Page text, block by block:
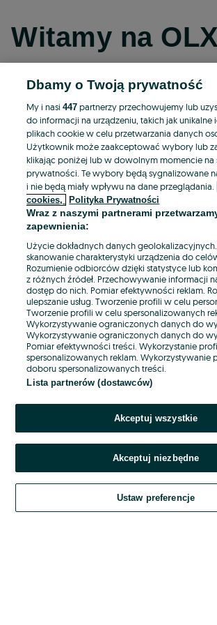
Witamy na
Kontynuuj przez
Kontynuuj przez konto
Kontynuuj przez konto
LUB
E-mail
Hasło
Nie pamiętasz hasła?
Zaloguj się
Kontynuując za pośrednictwem jednego z dostawców
Regulamin serwisu OLX.pl w jego
Dbamy o Twoją prywatność
My i nasi447 partnerzy przechowujemy lub
do informacji na urządzeniu, takich jak
plikach cookie w celu przetwarzania danych
Użytkownik może zaakceptować wybory lub
klikając poniżej lub w dowolnym momencie na
prywatności. Te wybory będą sygnalizowane
i nie będą miały wpływu na dane przeglądania.
cookies,
Polityka Prywatności
Wraz z naszymi partnerami
zapewnienia:
Użycie dokładnych danych
skanowanie charakterystyki urządzenia do
Rozumienie odbiorców dzięki statystyce lub
z różnych źródeł. Przechowywanie informacji
dostęp do nich. Pomiar efektywności reklam.
ulepszanie usług. Tworzenie profili w celu
Tworzenie profili w celu spersonalizowanych
Wykorzystywanie ograniczonych danych do
Wykorzystywanie ograniczonych danych do
Pomiar efektywności treści. Wykorzystanie
spersonalizowanych reklam. Wykorzystywanie
doboru spersonalizowanych treści.
Lista partnerów (dostawców)
Akceptuj wszystkie
Akceptuj niezbędne
Ustaw preferencje